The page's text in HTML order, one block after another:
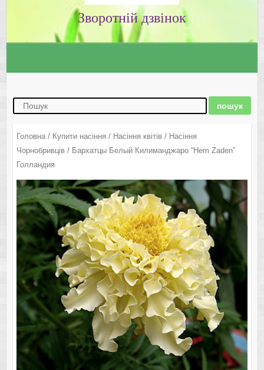
Зворотній дзвінок
Головна/ Купити насіння / Насіння квітів/ Насіння
Чорнобривців/ Бархатцы Белый Килиманджаро “Hem Zaden”
Голландия